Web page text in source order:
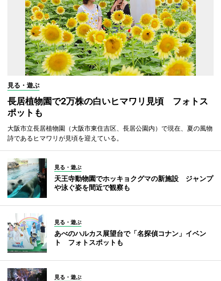
見る・遊ぶ
長居植物園で2万株の白いヒマワリ見頃 フォトス
ポットも
大阪市立長居植物園（大阪市東住吉区、長居公園内）で現在、夏の風物
詩であるヒマワリが見頃を迎えている。
見る・遊ぶ
天王寺動物園でホッキョクグマの新施設 ジャンプ
や泳ぐ姿を間近で観察も
見る・遊ぶ
あべのハルカス展望台で「名探偵コナン」イベン
ト フォトスポットも
見る・遊ぶ